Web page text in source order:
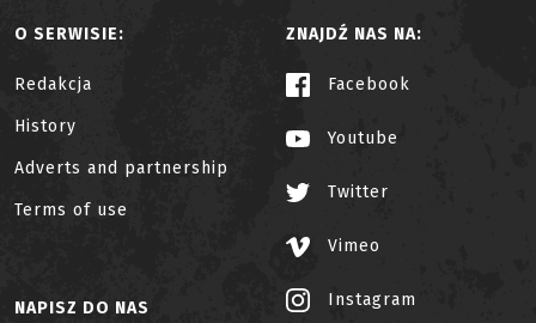
O SERWISIE:
Redakcja
History
Adverts and partnership
Terms of use
ZNAJDŹ NAS NA:
Facebook
Youtube
Twitter
Vimeo
Instagram
NAPISZ DO NAS